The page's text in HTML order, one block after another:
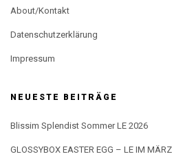
About/Kontakt
Datenschutzerklärung
Impressum
NEUESTE BEITRÄGE
Blissim Splendist Sommer LE 2026
GLOSSYBOX EASTER EGG – LE IM